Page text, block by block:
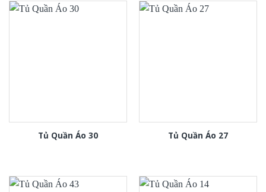
Tủ Quần Áo 30 Tủ Quần Áo 27